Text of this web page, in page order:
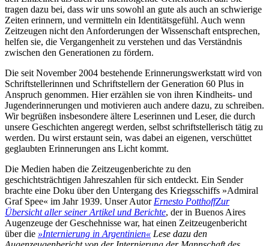
tragen dazu bei, dass wir uns sowohl an gute als auch an schwierige
Zeiten erinnern, und vermitteln ein Identitätsgefühl. Auch wenn
Zeitzeugen nicht den Anforderungen der Wissenschaft entsprechen,
helfen sie, die Vergangenheit zu verstehen und das Verständnis
zwischen den Generationen zu fördern.
Die seit November 2004 bestehende Erinnerungswerkstatt wird von
Schriftstellerinnen und Schriftstellern der Generation 60 Plus in
Anspruch genommen. Hier erzählen sie von ihren Kindheits- und
Jugenderinnerungen und motivieren auch andere dazu, zu schreiben.
Wir begrüßen insbesondere ältere Leserinnen und Leser, die durch
unsere Geschichten angeregt werden, selbst schriftstellerisch tätig zu
werden. Du wirst erstaunt sein, was dabei an eigenen, verschüttet
geglaubten Erinnerungen ans Licht kommt.
Die Medien haben die Zeitzeugenberichte zu den
geschichtsträchtigen Jahreszahlen für sich entdeckt. Ein Sender
brachte eine Doku über den Untergang des Kriegsschiffs »Admiral
Graf Spee« im Jahr 1939. Unser Autor Ernesto PotthoffZur
Übersicht aller seiner Artikel und Berichte, der in Buenos Aires
Augenzeuge der Geschehnisse war, hat einen Zeitzeugenbericht
über die »Internierung in Argentinien« Lese dazu den